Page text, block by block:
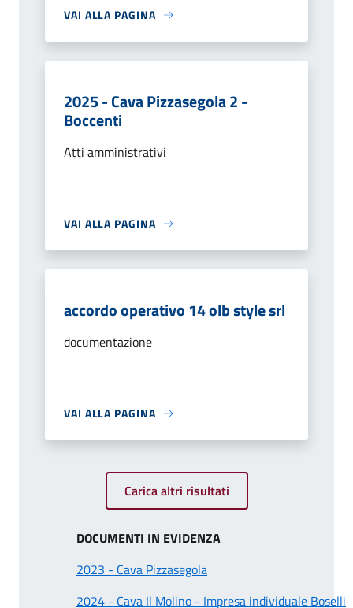
VAI ALLA PAGINA
2025 - Cava Pizzasegola 2 -
Boccenti
Atti amministrativi
VAI ALLA PAGINA
accordo operativo 14 olb style srl
documentazione
VAI ALLA PAGINA
Carica altri risultati
DOCUMENTI IN EVIDENZA
2023 - Cava Pizzasegola
2024 - Cava Il Molino - Impresa individuale Boselli